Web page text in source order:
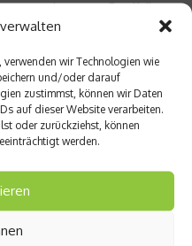
wir Technologien wie
und/oder darauf
zustimmst, können wir Daten
auf dieser Website verarbeiten.
oder zurückziehst, können
werden.
von sehr guter Qualität.
war der Vergleich zu
der Leistungskontrolle
aus
habe. Trotzdem kann
und denke, dass ich
Ziele was die